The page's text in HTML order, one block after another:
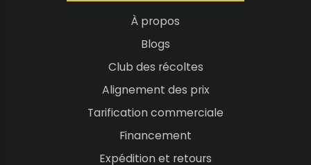
À propos
Blogs
Club des récoltes
Alignement des prix
Tarification commerciale
Financement
Expédition et retours